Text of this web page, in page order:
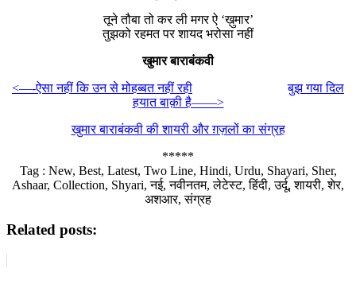
तूने तौबा तो कर ली मगर ऐ ‘ख़ुमार’
तुझको रहमत पर शायद भरोसा नहीं
खुमार बाराबंकवी
<—-ऐसा नहीं कि उन से मोहब्बत नहीं रही
बुझ गया दिल
हयात बाक़ी है——>
खुमार बाराबंकवी की शायरी और ग़ज़लों का संग्रह
*****
Tag : New, Best, Latest, Two Line, Hindi, Urdu, Shayari, Sher,
Ashaar, Collection, Shyari, नई, नवीनतम, लेटेस्ट, हिंदी, उर्दू, शायरी, शेर,
अशआर, संग्रह
Related posts: